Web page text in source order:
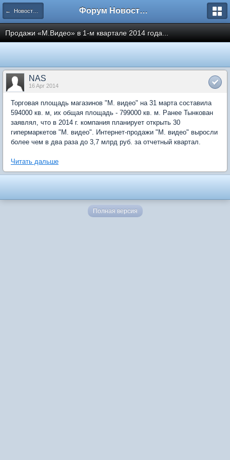
← Новости рынка недвижимости Форум Новостройки
Продажи «М.Видео» в 1-м квартале 2014 года...
NAS
16 Apr 2014
Торговая площадь магазинов "М. видео" на 31 марта составила
594000 кв. м, их общая площадь - 799000 кв. м. Ранее Тынкован
заявлял, что в 2014 г. компания планирует открыть 30
гипермаркетов "М. видео". Интернет-продажи "М. видео" выросли
более чем в два раза до 3,7 млрд руб. за отчетный квартал.
Читать дальше
Полная версия